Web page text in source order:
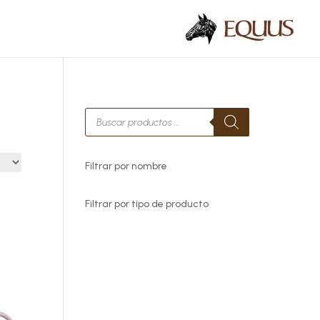
Búsqueda
de
productos
Filtrar por nombre
Filtrar por tipo de producto